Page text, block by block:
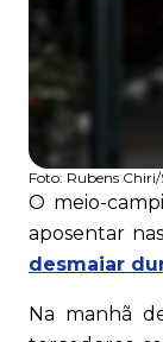
Foto: Rubens
O meio-
aposentar
desmaiar
Na manhã